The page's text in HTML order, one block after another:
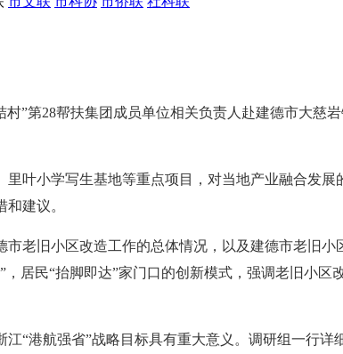
”第28帮扶集团成员单位相关负责人赴建德市大慈
叶小学写生基地等重点项目，对当地产业融合发
建议。
老旧小区改造工作的总体情况，以及建德市老旧
居民“抬脚即达”家门口的创新模式，强调老旧小
“港航强省”战略目标具有重大意义。调研组一行